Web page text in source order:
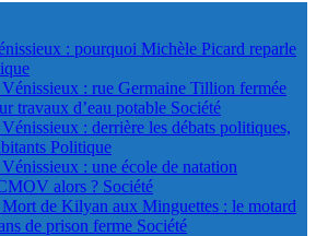
: pourquoi Michèle Picard reparle
Vénissieux : rue Germaine Tillion fermée
travaux d’eau potable Société
Vénissieux : derrière les débats politiques,
Politique
Vénissieux : une école de natation
alors ? Société
Mort de Kilyan aux Minguettes : le motard
de prison ferme Société